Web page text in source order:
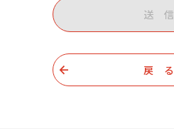
送 信
戻 る